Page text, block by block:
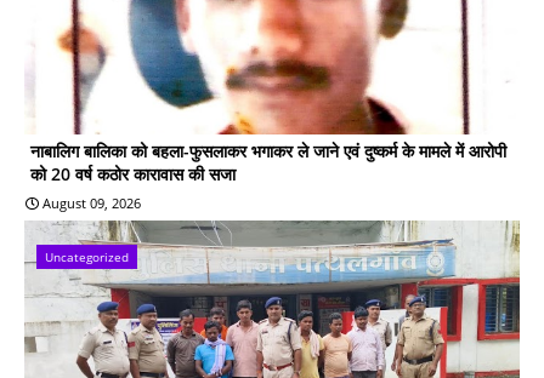
नाबालिग बालिका को बहला-फुसलाकर भगाकर ले जाने एवं दुष्कर्म के मामले में आरोपी
को 20 वर्ष कठोर कारावास की सजा
August 09, 2026
Uncategorized